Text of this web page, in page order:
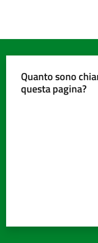
Quanto sono
questa pagina?